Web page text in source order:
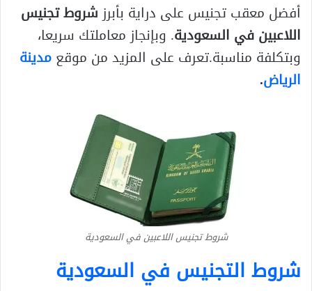
أفضل معقب تجنيس على دراية بأبرز شروط تجنيس
اللاعبين في السعودية. وبإنجاز معاملتك سريعا،
وبتكلفة مناسبة.تعرف على المزيد من موقعمدينة
الرياض.
شروط تجنيس اللاعبين في السعودية
شروط التجنيس في السعودية